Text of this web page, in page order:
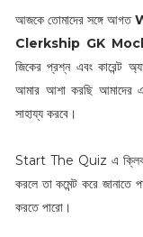
আজকে তোমাদের সঙ্গে আগত
Clerkship GK
জিকের প্রশ্ন এবং কারেন্ট
আমার আশা করছি আমাদের
সাহায্য করবে।
Start The Quiz এ ক্লিক
করলে তা কমেন্ট করে জানাতে
করতে পারো।